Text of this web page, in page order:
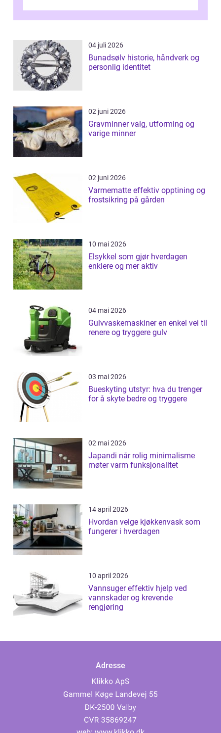
04 juli 2026
Bunadsølv historie, håndverk og
personlig identitet
02 juni 2026
Gravminner valg, utforming og
varige minner
02 juni 2026
Varmematte effektiv opptining og
frostsikring på gården
10 mai 2026
Elsykkel som gjør hverdagen
enklere og mer aktiv
04 mai 2026
Gulvvaskemaskiner en enkel vei til
renere og tryggere gulv
03 mai 2026
Bueskyting utstyr: hva du trenger
for å skyte bedre og tryggere
02 mai 2026
Japandi når rolig minimalisme
møter varm funksjonalitet
14 april 2026
Hvordan velge kjøkkenvask som
fungerer i hverdagen
10 april 2026
Vannsuger effektiv hjelp ved
vannskader og krevende
rengjøring
Adresse